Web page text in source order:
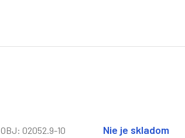
OBJ: 02052.9-10
Nie je skladom